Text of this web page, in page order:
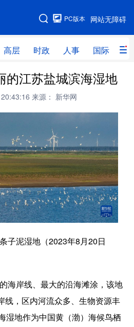
网站无障碍
PC版本
高层 时政 人事 国际 财
网站地图
时政 人事
网评
量子 体育
健康 军事
图片 政务
金融 汽车
亚太网 上市公司
的江苏盐城滨海湿地
来源： 新华网
泥湿地（2023年8月20日
岸线、最大的沿海滩涂，该地
线，区内河流众多、生物资源丰
湿地作为中国黄（渤）海候鸟栖